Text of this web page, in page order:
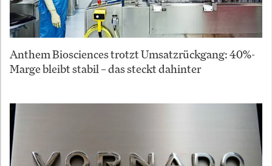
Anthem Biosciences trotzt Umsatzrückgang: 40%-
Marge bleibt stabil – das steckt dahinter